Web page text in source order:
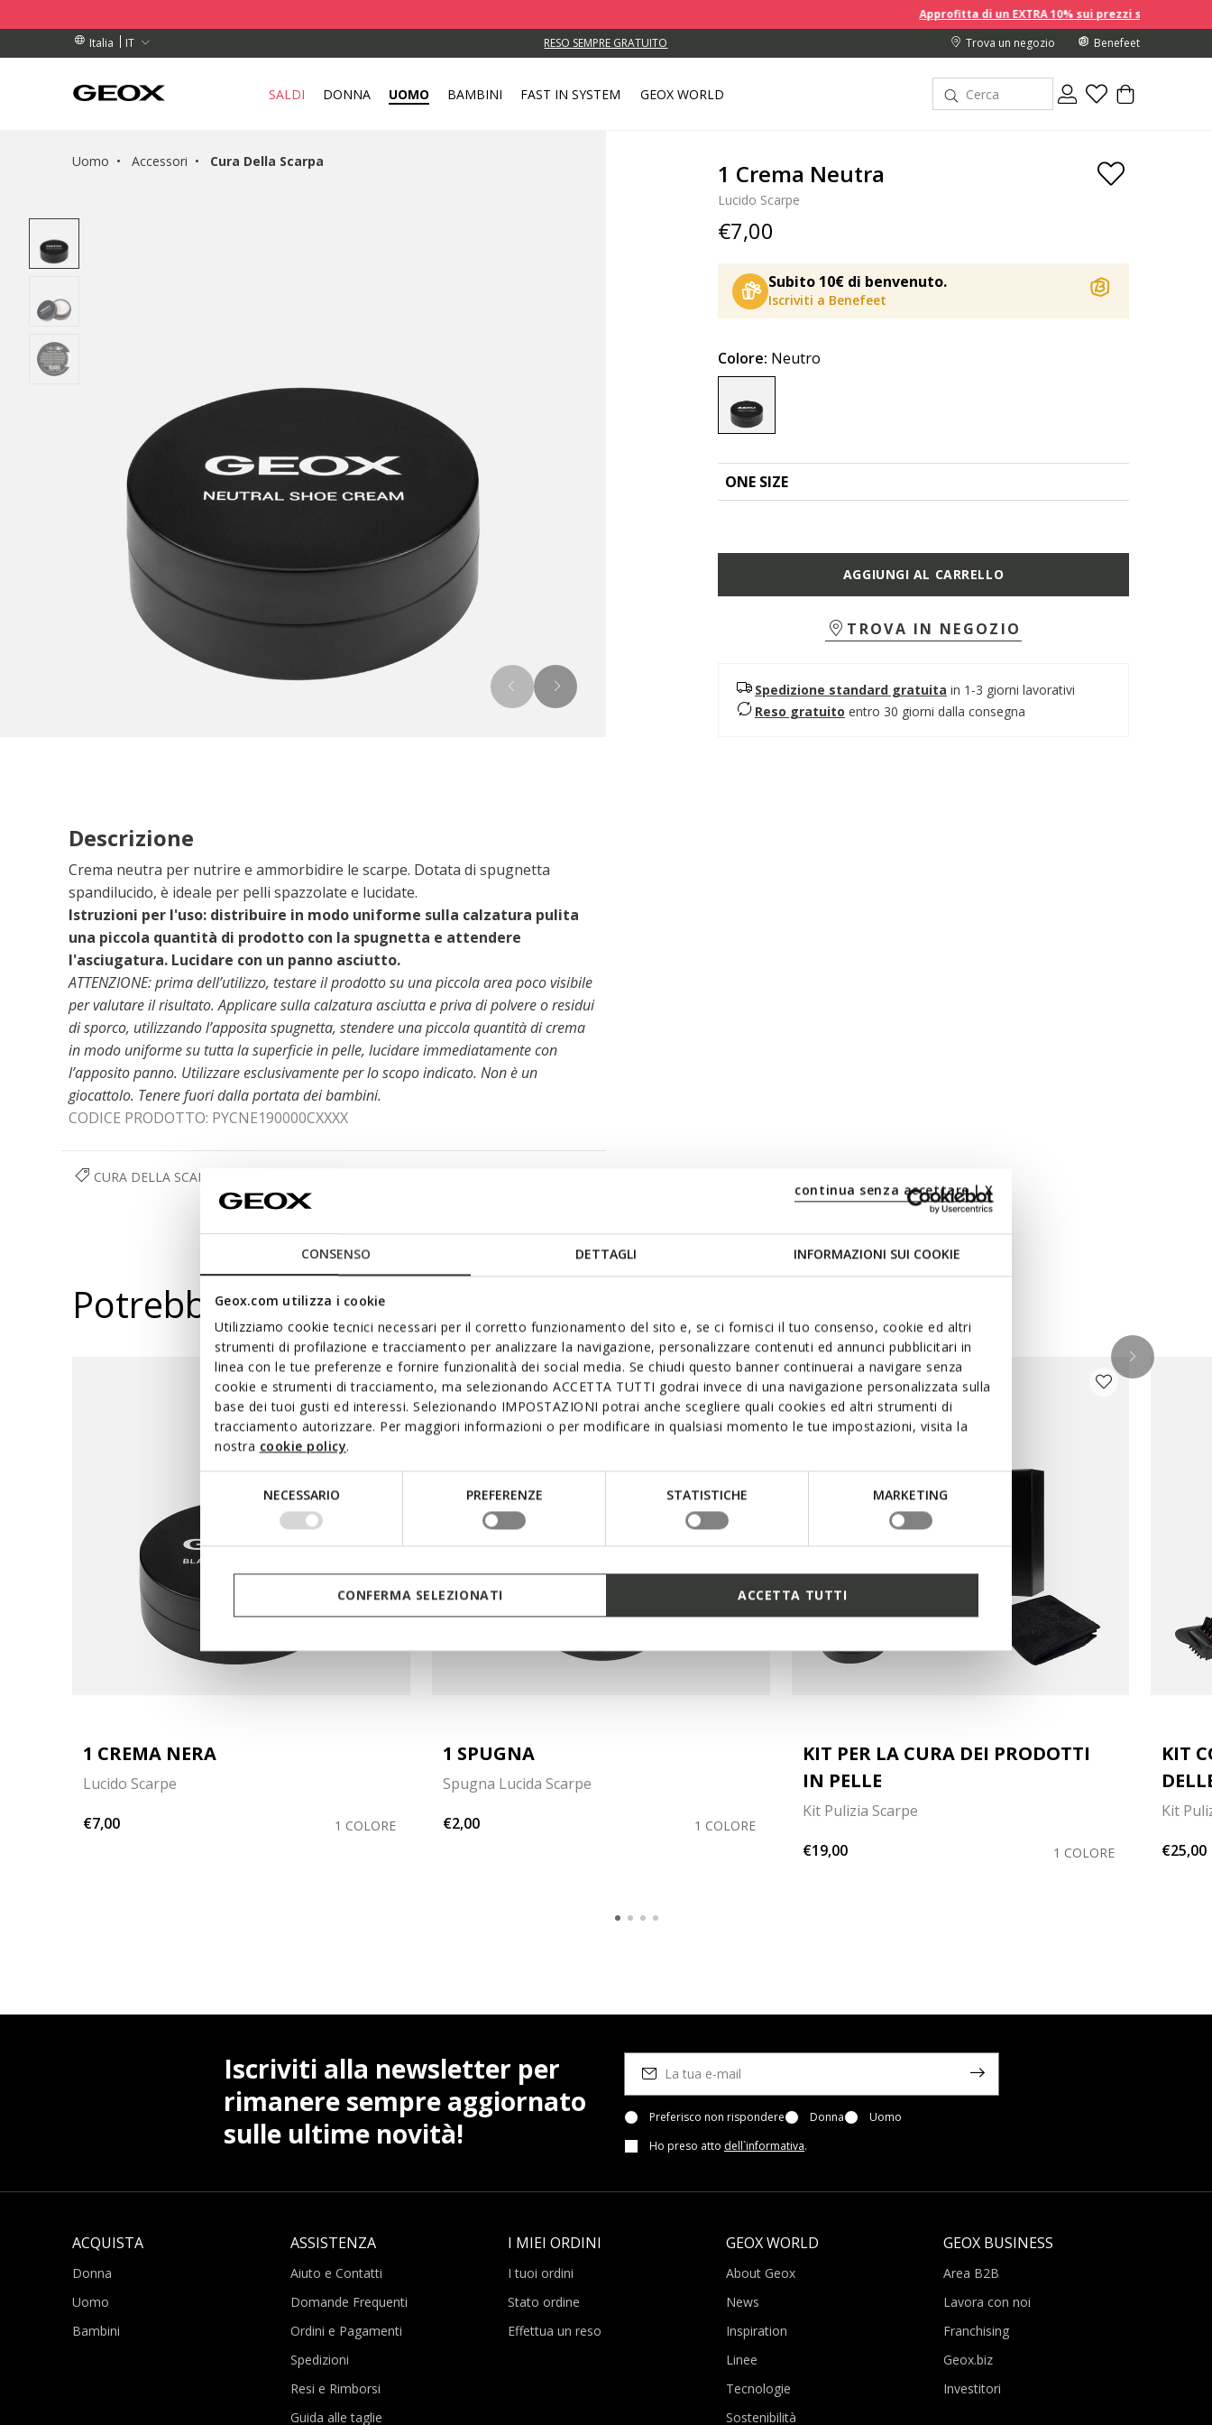
CONSENSO DETTAGLI INFORMAZIONI SUI COOKIE
Geox.com utilizza i cookie
Utilizziamo cookie tecnici necessari per il corretto funzionamento del sito e, se ci fornisci il tuo consenso, cookie ed altri
strumenti di profilazione e tracciamento per analizzare la navigazione, personalizzare contenuti ed annunci pubblicitari in
linea con le tue preferenze e fornire funzionalità dei social media. Se chiudi questo banner continuerai a navigare senza
cookie e strumenti di tracciamento, ma selezionando ACCETTA TUTTI godrai invece di una navigazione personalizzata sulla
base dei tuoi gusti ed interessi. Selezionando IMPOSTAZIONI potrai anche scegliere quali cookies ed altri strumenti di
tracciamento autorizzare. Per maggiori informazioni o per modificare in qualsiasi momento le tue impostazioni, visita la
nostra cookie policy.
del
NECESSARIO PREFERENZE STATISTICHE MARKETING
continua senza accettare | X
CONFERMA SELEZIONATI ACCETTA TUTTI
Approfitta di un EXTRA 10% sui prezzi scontati
Italia
IT
SUPERIORI A 99,00 € RESO SEMPRE GRATUITO
RITIRO VICINO A TE.
SUPERIORI A 99,00 € Trova un negozio Benefeet
SALDI DONNA UOMO BAMBINI FAST IN SYSTEM GEOX WORLD
Uomo Accessori Cura Della Scarpa 1 Crema Neutra
Lucido Scarpe
€7,00
Subito 10€ di benvenuto.
Iscriviti a Benefeet
Colore: Neutro
ONE SIZE
AGGIUNGI AL CARRELLO
TROVA IN NEGOZIO
Spedizione standard gratuita in 1-3 giorni lavorativi
Reso gratuito entro 30 giorni dalla consegna
Descrizione
Crema neutra per nutrire e ammorbidire le scarpe. Dotata di spugnetta
spandilucido, è ideale per pelli spazzolate e lucidate.
Istruzioni per l'uso: distribuire in modo uniforme sulla calzatura pulita
una piccola quantità di prodotto con la spugnetta e attendere
l'asciugatura. Lucidare con un panno asciutto.
ATTENZIONE: prima dell’utilizzo, testare il prodotto su una piccola area poco visibile
per valutare il risultato. Applicare sulla calzatura asciutta e priva di polvere o residui
di sporco, utilizzando l’apposita spugnetta, stendere una piccola quantità di crema
in modo uniforme su tutta la superficie in pelle, lucidare immediatamente con
l’apposito panno. Utilizzare esclusivamente per lo scopo indicato. Non è un
giocattolo. Tenere fuori dalla portata dei bambini.
CODICE PRODOTTO: PYCNE190000CXXXX
CURA DELLA SCARPA
Potrebbe piacerti anche
1 CREMA NERA
Lucido Scarpe
€7,00
1 COLORE
1 SPUGNA
Spugna Lucida Scarpe
€2,00
1 COLORE
KIT PER LA CURA DEI PRODOTTI
IN PELLE
Kit Pulizia Scarpe
€19,00
1 COLORE
KIT
Kit
€25,00
Iscriviti alla newsletter per
rimanere sempre aggiornato
sulle ultime novità!
Preferisco non rispondere Donna
Uomo
Ho preso atto dell`informativa.
ACQUISTA
Donna
Uomo
Bambini
ASSISTENZA
Aiuto e Contatti
Domande Frequenti
Ordini e Pagamenti
Spedizioni
Resi e Rimborsi
Guida alle taglie
I MIEI ORDINI
I tuoi ordini
Stato ordine
Effettua un reso
GEOX WORLD
About Geox
News
Inspiration
Linee
Tecnologie
Sostenibilità
GEOX BUSINESS
Area B2B
Lavora con noi
Franchising
Geox.biz
Investitori